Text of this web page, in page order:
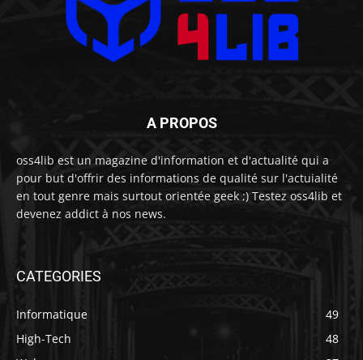
A PROPOS
oss4lib est un magazine d'information et d'actualité qui a
pour but d'offrir des informations de qualité sur l'actuialité
en tout genre mais surtout orientée geek ;) Testez oss4lib et
devenez addict à nos news.
CATEGORIES
Informatique
49
High-Tech
48